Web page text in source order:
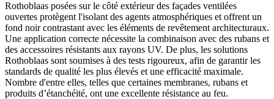
Rothoblaas posées sur le côté extérieur des façades ventilées
ouvertes protègent l'isolant des agents atmosphériques et offrent un
fond noir contrastant avec les éléments de revêtement architecturaux.
Une application correcte nécessite la combinaison avec des rubans et
des accessoires résistants aux rayons UV. De plus, les solutions
Rothoblaas sont soumises à des tests rigoureux, afin de garantir les
standards de qualité les plus élevés et une efficacité maximale.
Nombre d'entre elles, telles que certaines membranes, rubans et
produits d’étanchéité, ont une excellente résistance au feu.